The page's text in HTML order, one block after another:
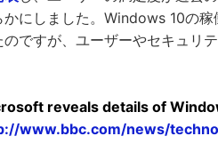
かにしました。Windows 10の
のですが、ユーザーやセキュリ
reveals details of
www.bbc.com/news/